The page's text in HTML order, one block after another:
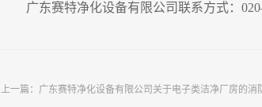
广东赛特净化设备有限公司联系方式： 020
上一篇： 广东赛特净化设备有限公司关于电子类洁净厂房的消